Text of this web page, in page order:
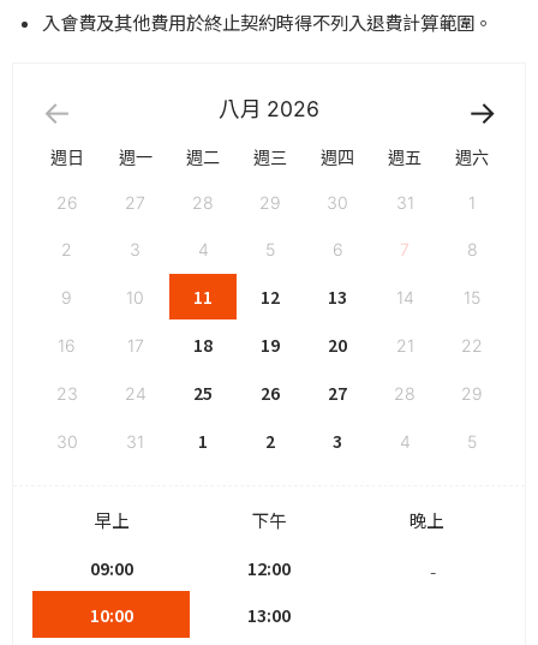
入會費及其他費用於終止契約時得不列入退費計算範圍。
八月 2026
週日 週一 週二 週三 週四 週五 週六
26 27 28 29 30 31 1
2 3 4 5 6 7 8
9 10 11 12 13 14 15
16 17 18 19 20 21 22
23 24 25 26 27 28 29
30 31 1 2 3 4 5
早上
09:00
10:00
下午
12:00
13:00
晚上
-